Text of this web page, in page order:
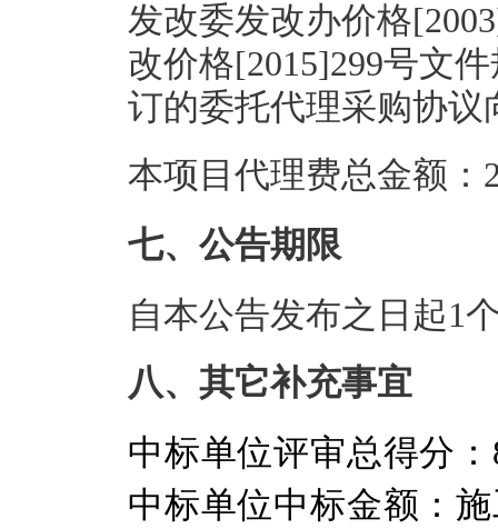
发改委发改办价格
改价格[2015]299号文
订的委托代理采购协议
本项目代理费总金额：
七、公告期限
自本公告发布之日起1
八、其它补充事宜
中标单位评审总得分：
中标单位中标金额：